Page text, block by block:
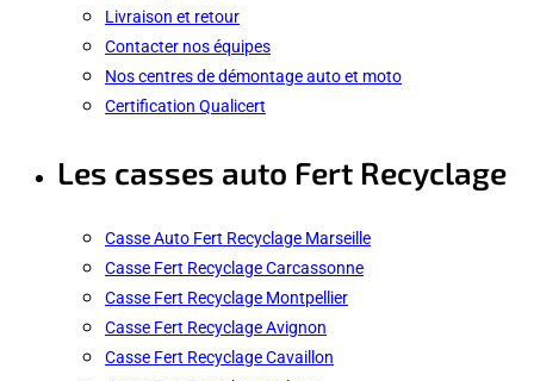
Livraison et retour
Contacter nos équipes
Nos centres de démontage auto et moto
Certification Qualicert
Les casses auto Fert Recyclage
Casse Auto Fert Recyclage Marseille
Casse Fert Recyclage Carcassonne
Casse Fert Recyclage Montpellier
Casse Fert Recyclage Avignon
Casse Fert Recyclage Cavaillon